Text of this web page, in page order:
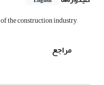
the construction industry,
مراجع